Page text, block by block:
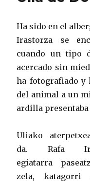
Ha sido en el
Irastorza se
cuando un tipo
acercado sin
ha fotografiado y
del animal a un
ardilla
Uliako
da. Rafa
egiatarra
zela, katagorri